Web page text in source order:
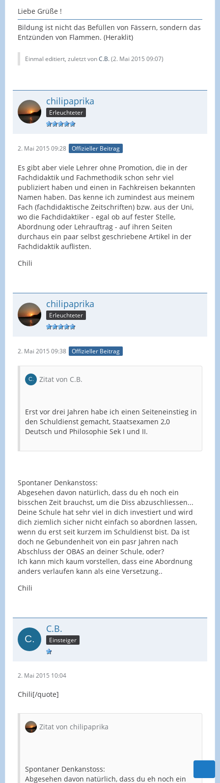
Liebe Grüße !
Bildung ist nicht das Befüllen von Fässern, sondern das
Entzünden von Flammen. (Heraklit)
Einmal editiert, zuletzt vonC.B.(2. Mai 2015 09:07)
chilipaprika
Erleuchteter
2. Mai 2015 09:28 Offizieller Beitrag
Es gibt aber viele Lehrer ohne Promotion, die in der
Fachdidaktik und Fachmethodik schon sehr viel
publiziert haben und einen in Fachkreisen bekannten
Namen haben. Das kenne ich zumindest aus meinem
Fach (fachdidaktische Zeitschriften) bzw. aus der Uni,
wo die Fachdidaktiker - egal ob auf fester Stelle,
Abordnung oder Lehrauftrag - auf ihren Seiten
durchaus ein paar selbst geschriebene Artikel in der
Fachdidaktik auflisten.
Chili
chilipaprika
Erleuchteter
2. Mai 2015 09:38 Offizieller Beitrag
Zitat von C.B.
Erst vor drei Jahren habe ich einen Seiteneinstieg in
den Schuldienst gemacht, Staatsexamen 2,0
Deutsch und Philosophie Sek I und II.
Spontaner Denkanstoss:
Abgesehen davon natürlich, dass du eh noch ein
bisschen Zeit brauchst, um die Diss abzuschliessen...
Deine Schule hat sehr viel in dich investiert und wird
dich ziemlich sicher nicht einfach so abordnen lassen,
wenn du erst seit kurzem im Schuldienst bist. Da ist
doch ne Gebundenheit von ein pasr Jahren nach
Abschluss der OBAS an deiner Schule, oder?
Ich kann mich kaum vorstellen, dass eine Abordnung
anders verlaufen kann als eine Versetzung..
Chili
C.B.
Einsteiger
2. Mai 2015 10:04
Chili[/quote]
Zitat von chilipaprika
Spontaner Denkanstoss:
Abgesehen davon natürlich, dass du eh noch ein